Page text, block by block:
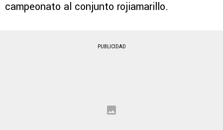
campeonato al conjunto rojiamarillo.
PUBLICIDAD